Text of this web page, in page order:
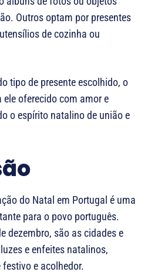
Outros optam por presentes
de cozinha ou
tipo de presente escolhido, o
ele oferecido com amor e
o espírito natalino de união e
do Natal em Portugal é uma
para o povo português.
dezembro, são as cidades e
e enfeites natalinos,
e acolhedor.